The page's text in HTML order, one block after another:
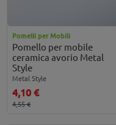
Pomelli per Mobili
Pomello per mobile
ceramica avorio Metal
Style
Metal Style
4,10 €
4,55 €